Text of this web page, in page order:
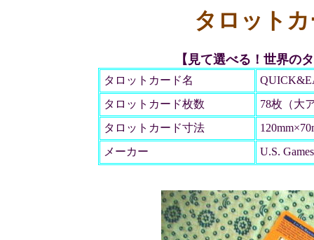
タロット
【見て選べる！世界の
タロットカード名
タロットカード枚数
78枚（大
タロットカード寸法
メーカー
U.S.